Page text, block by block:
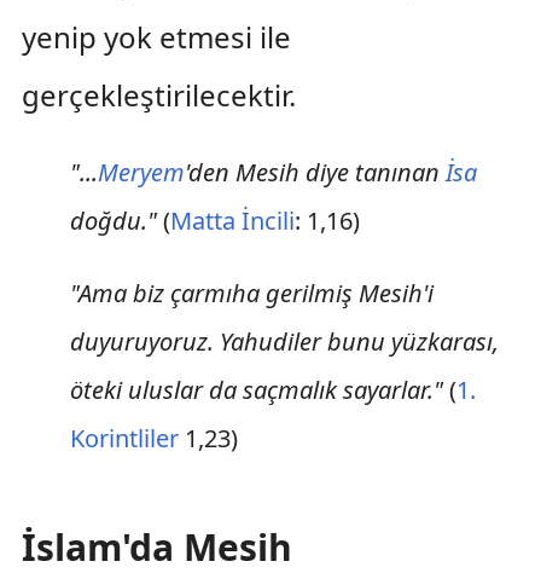
yenip yok etmesi ile
gerçekleştirilecektir.
"...Meryem'den Mesih diye tanınanİsa
doğdu."(Matta İncili: 1,16)
"Ama biz çarmıha gerilmiş Mesih'i
duyuruyoruz. Yahudiler bunu yüzkarası,
öteki uluslar da saçmalık sayarlar."(1.
Korintliler1,23)
İslam'da Mesih